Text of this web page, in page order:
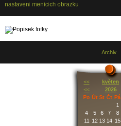
nastaveni menicich obrazku
Archiv
<< květen
<<
2026
Po Út St Čt Pá
1
4
5 6 7 8
11
12 13 14 15